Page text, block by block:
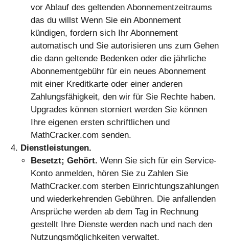
vor Ablauf des geltenden Abonnementzeitraums
das du willst Wenn Sie ein Abonnement
kündigen, fordern sich Ihr Abonnement
automatisch und Sie autorisieren uns zum Gehen
die dann geltende Bedenken oder die jährliche
Abonnementgebühr für ein neues Abonnement
mit einer Kreditkarte oder einer anderen
Zahlungsfähigkeit, den wir für Sie Rechte haben.
Upgrades können storniert werden Sie können
Ihre eigenen ersten schriftlichen und
MathCracker.com senden.
Dienstleistungen.
Besetzt; Gehört. Wenn Sie sich für ein Service-
Konto anmelden, hören Sie zu Zahlen Sie
MathCracker.com sterben Einrichtungszahlungen
und wiederkehrenden Gebühren. Die anfallenden
Ansprüche werden ab dem Tag in Rechnung
gestellt Ihre Dienste werden nach und nach den
Nutzungsmöglichkeiten verwaltet.